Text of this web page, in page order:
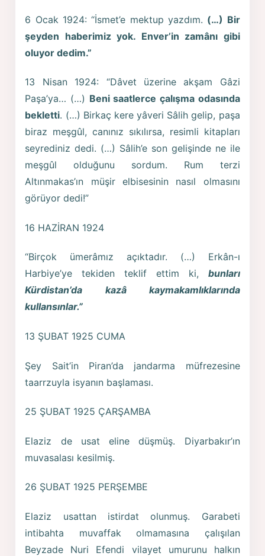
6 Ocak 1924: “İsmet’e mektup yazdım. (…) Bir
şeyden haberimiz yok. Enver’in zamânı gibi
oluyor dedim.”
13 Nisan 1924: “Dâvet üzerine akşam Gâzi
Paşa’ya… (…) Beni saatlerce çalışma odasında
bekletti. (…) Birkaç kere yâveri Sâlih gelip, paşa
biraz meşgûl, canınız sıkılırsa, resimli kitapları
seyrediniz dedi. (…) Sâlih’e son gelişinde ne ile
meşgûl olduğunu sordum. Rum terzi
Altınmakas’ın müşir elbisesinin nasıl olmasını
görüyor dedi!”
16 HAZİRAN 1924
“Birçok ümerâmız açıktadır. (…) Erkân-ı
Harbiye’ye tekiden teklif ettim ki, bunları
Kürdistan’da kazâ kaymakamlıklarında
kullansınlar.”
13 ŞUBAT 1925 CUMA
Şey Sait’in Piran’da jandarma müfrezesine
taarrzuyla isyanın başlaması.
25 ŞUBAT 1925 ÇARŞAMBA
Elaziz de usat eline düşmüş. Diyarbakır’ın
muvasalası kesilmiş.
26 ŞUBAT 1925 PERŞEMBE
Elaziz usattan istirdat olunmuş. Garabeti
intibahta muvaffak olmamasına çalışılan
Beyzade Nuri Efendi vilayet umurunu halkın